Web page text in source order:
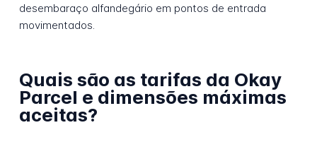
desembaraço alfandegário em pontos de entrada
movimentados.
Quais são as tarifas da Okay
Parcel e dimensões máximas
aceitas?